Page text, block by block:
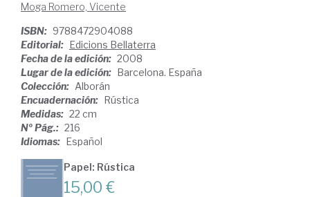
Moga Romero, Vicente
ISBN: 9788472904088
Editorial: Edicions Bellaterra
Fecha de la edición: 2008
Lugar de la edición: Barcelona. España
Colección: Alborán
Encuadernación: Rústica
Medidas: 22 cm
Nº Pág.: 216
Idiomas: Español
Papel: Rústica
15,00 €